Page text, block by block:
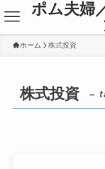
ポム夫婦
ホーム 株式投資
株式投資 –